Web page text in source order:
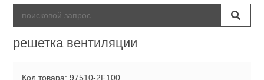
решетка вентиляции
Код товара: 97510-2F100